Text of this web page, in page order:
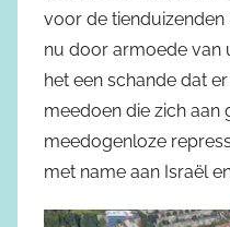
voor de
nu door armoede van
het een schande dat
meedoen die zich aan
meedogenloze
met name aan Israël